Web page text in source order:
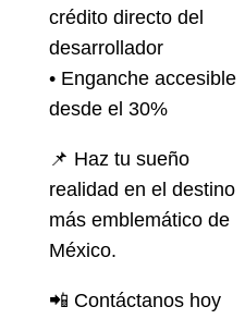
crédito directo del
desarrollador
• Enganche accesible
desde el 30%
📌 Haz tu sueño
realidad en el destino
más emblemático de
México.
📲 Contáctanos hoy